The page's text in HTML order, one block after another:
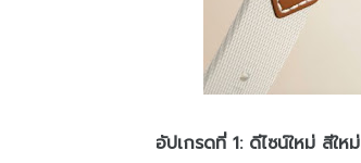
อัปเกรดที่ 1: ดีไซน์ใหม่ สีใหม่